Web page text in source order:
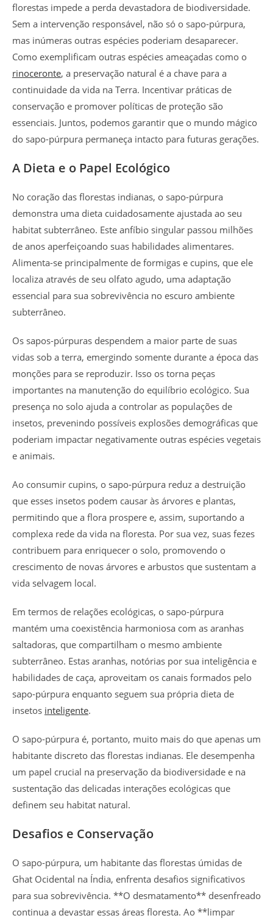
florestas impede a perda devastadora de biodiversidade.
Sem a intervenção responsável, não só o sapo-púrpura,
mas inúmeras outras espécies poderiam desaparecer.
Como exemplificam outras espécies ameaçadas como o
rinoceronte, a preservação natural é a chave para a
continuidade da vida na Terra. Incentivar práticas de
conservação e promover políticas de proteção são
essenciais. Juntos, podemos garantir que o mundo mágico
do sapo-púrpura permaneça intacto para futuras gerações.
A Dieta e o Papel Ecológico
No coração das florestas indianas, o sapo-púrpura
demonstra uma dieta cuidadosamente ajustada ao seu
habitat subterrâneo. Este anfíbio singular passou milhões
de anos aperfeiçoando suas habilidades alimentares.
Alimenta-se principalmente de formigas e cupins, que ele
localiza através de seu olfato agudo, uma adaptação
essencial para sua sobrevivência no escuro ambiente
subterrâneo.
Os sapos-púrpuras despendem a maior parte de suas
vidas sob a terra, emergindo somente durante a época das
monções para se reproduzir. Isso os torna peças
importantes na manutenção do equilíbrio ecológico. Sua
presença no solo ajuda a controlar as populações de
insetos, prevenindo possíveis explosões demográficas que
poderiam impactar negativamente outras espécies vegetais
e animais.
Ao consumir cupins, o sapo-púrpura reduz a destruição
que esses insetos podem causar às árvores e plantas,
permitindo que a flora prospere e, assim, suportando a
complexa rede da vida na floresta. Por sua vez, suas fezes
contribuem para enriquecer o solo, promovendo o
crescimento de novas árvores e arbustos que sustentam a
vida selvagem local.
Em termos de relações ecológicas, o sapo-púrpura
mantém uma coexistência harmoniosa com as aranhas
saltadoras, que compartilham o mesmo ambiente
subterrâneo. Estas aranhas, notórias por sua inteligência e
habilidades de caça, aproveitam os canais formados pelo
sapo-púrpura enquanto seguem sua própria dieta de
insetos inteligente.
O sapo-púrpura é, portanto, muito mais do que apenas um
habitante discreto das florestas indianas. Ele desempenha
um papel crucial na preservação da biodiversidade e na
sustentação das delicadas interações ecológicas que
definem seu habitat natural.
Desafios e Conservação
O sapo-púrpura, um habitante das florestas úmidas de
Ghat Ocidental na Índia, enfrenta desafios significativos
para sua sobrevivência. **O desmatamento** desenfreado
continua a devastar essas áreas floresta. Ao **limpar